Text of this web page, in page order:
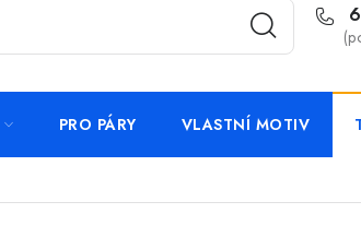
PRO PÁRY VLASTNÍ MOTIV